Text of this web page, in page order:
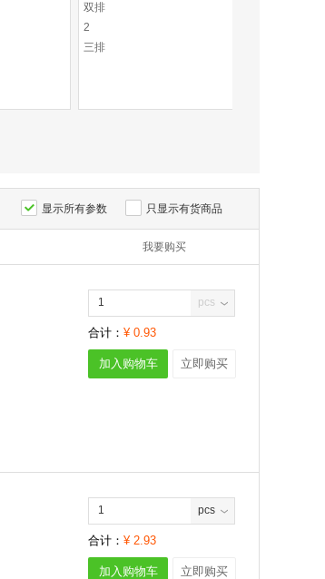
双排
2
三排
显示所有参数 只显示有货商品
我要购买
pcs
合计： ¥ 0.93
加入购物车 立即购买
pcs
合计： ¥ 2.93
加入购物车 立即购买